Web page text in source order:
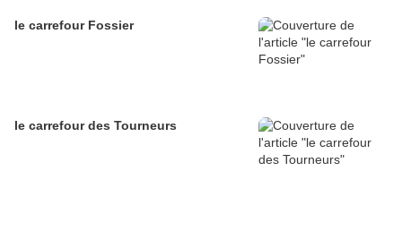
le carrefour Fossier
le carrefour des Tourneurs